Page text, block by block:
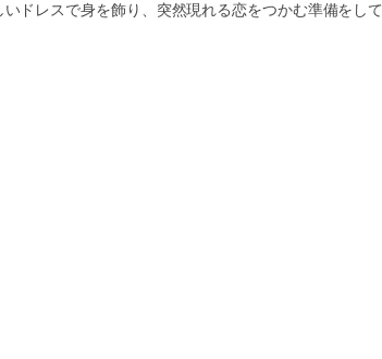
ドレスで身を飾り、突然現れる恋をつかむ準備をして